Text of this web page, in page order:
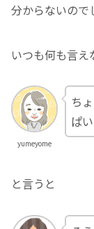
分からないので
いつも何も言
yumeyome
ち
ぱ
と言うと